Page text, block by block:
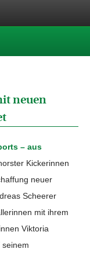
neuen
– aus
Kickerinnen
neuer
Scheerer
mit ihrem
Viktoria
seinem